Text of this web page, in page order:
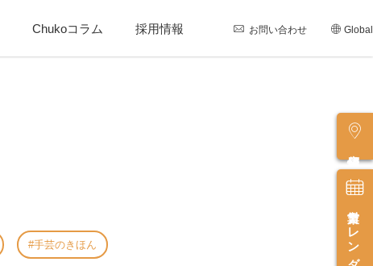
Chukoコラム 採用情報 お問い合わせ Global
営業カレンダー
手芸のきほん